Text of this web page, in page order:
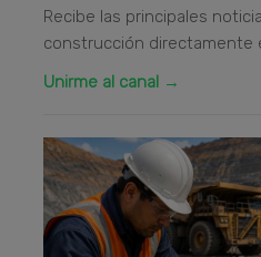
Recibe las principales
construcción directamente
Unirme al canal →